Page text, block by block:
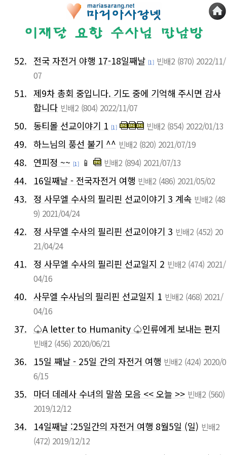
52. 전국 자전거 야행 17-18일째날 [1] 빈배2 (870) 2022/11/
07
51. 제9차 총회 중입니다. 기도 중에 기억해 주시면 감사
합니다 빈배2 (804) 2022/11/07
50. 동티몰 선교이야기 1 [1] 빈배2 (854) 2022/01/13
49. 하느님의 풍선 불기 ^^ 빈배2 (820) 2021/07/19
48. 연피정 ~~ [1] 📱 빈배2 (894) 2021/07/13
44. 16일째날 - 전국자전거 여행 빈배2 (486) 2021/05/02
43. 정 사무엘 수사의 필리핀 선교이야기 3 계속 빈배2 (48
9) 2021/04/24
42. 정 사무엘 수사의 필리핀 선교이야기 3 빈배2 (452) 20
21/04/24
41. 정 사무엘 수사의 필리핀 선교일지 2 빈배2 (474) 2021/
04/16
40. 사무엘 수사님의 필리핀 선교일지 1 빈배2 (468) 2021/
04/16
37. ♤A letter to Humanity ♤인류에게 보내는 편지
빈배2 (456) 2020/06/21
36. 15일 째날 - 25일 간의 자전거 여행 빈배2 (424) 2020/0
6/15
35. 마더 데레사 수녀의 말씀 모음 << 오늘 >> 빈배2 (560)
2019/12/12
34. 14일째날 :25일간의 자전거 여행 8월5일 (일) 빈배2
(472) 2019/12/12